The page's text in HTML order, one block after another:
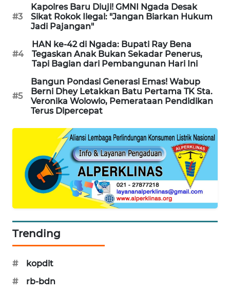
#3
Kapolres Baru Diuji! GMNI Ngada Desak
Sikat Rokok Ilegal: "Jangan Biarkan Hukum
Jadi Pajangan"
#4
HAN ke-42 di Ngada: Bupati Ray Bena
Tegaskan Anak Bukan Sekadar Penerus,
Tapi Bagian dari Pembangunan Hari Ini
#5
Bangun Pondasi Generasi Emas! Wabup
Berni Dhey Letakkan Batu Pertama TK Sta.
Veronika Wolowio, Pemerataan Pendidikan
Terus Dipercepat
Trending
#
kopdit
#
rb-bdn
MASYARAKAT
KELISTRIKAN
WALINKI
MAWAKA
ID
PLN
WATCH
MKLI
LPKKI
LKKI